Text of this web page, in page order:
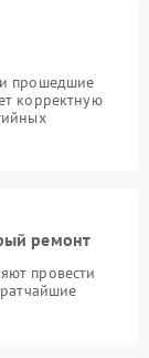
прошедшие
корректную
ремонт
провести